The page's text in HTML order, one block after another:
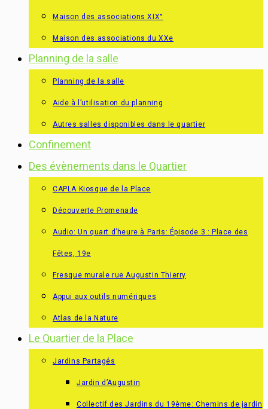
Maison des associations XIX°
Maison des associations du XXe
Planning de la salle
Planning de la salle
Aide à l’utilisation du planning
Autres salles disponibles dans le quartier
Confinement
Des évènements dans le Quartier
CAPLA Kiosque de la Place
Découverte Promenade
Audio: Un quart d’heure à Paris: Épisode 3 : Place des
Fêtes, 19e
Fresque murale rue Augustin Thierry
Appui aux outils numériques
Atlas de la Nature
Le Quartier de la Place
Jardins Partagés
Jardin d’Augustin
Collectif des Jardins du 19ème: Chemins de jardin